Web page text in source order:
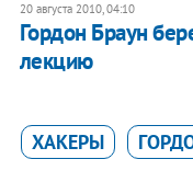
20 августа 2010, 04:10
Гордон Браун
лекцию
ХАКЕРЫ